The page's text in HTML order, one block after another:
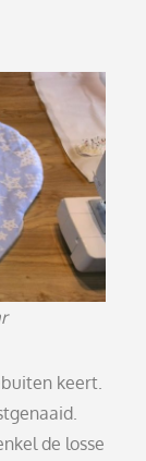
keert.
de losse